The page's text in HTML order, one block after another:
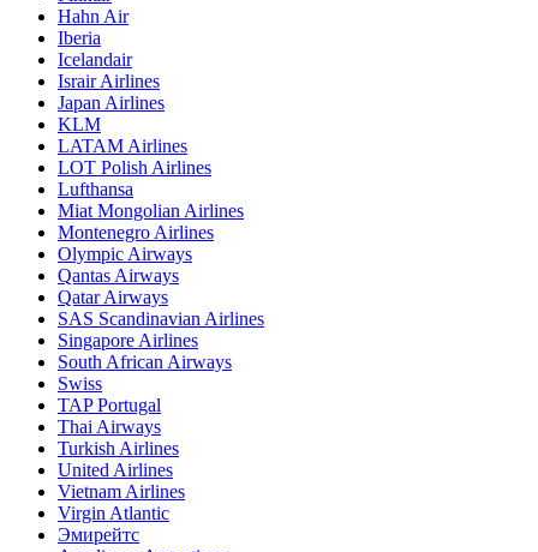
Hahn Air
Iberia
Icelandair
Israir Airlines
Japan Airlines
KLM
LATAM Airlines
LOT Polish Airlines
Lufthansa
Miat Mongolian Airlines
Montenegro Airlines
Olympic Airways
Qantas Airways
Qatar Airways
SAS Scandinavian Airlines
Singapore Airlines
South African Airways
Swiss
TAP Portugal
Thai Airways
Turkish Airlines
United Airlines
Vietnam Airlines
Virgin Atlantic
Эмирейтс